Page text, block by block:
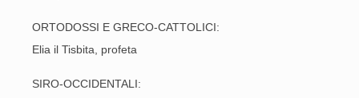
ORTODOSSI E GRECO-CATTOLICI:
Elia il Tisbita, profeta
SIRO-OCCIDENTALI: